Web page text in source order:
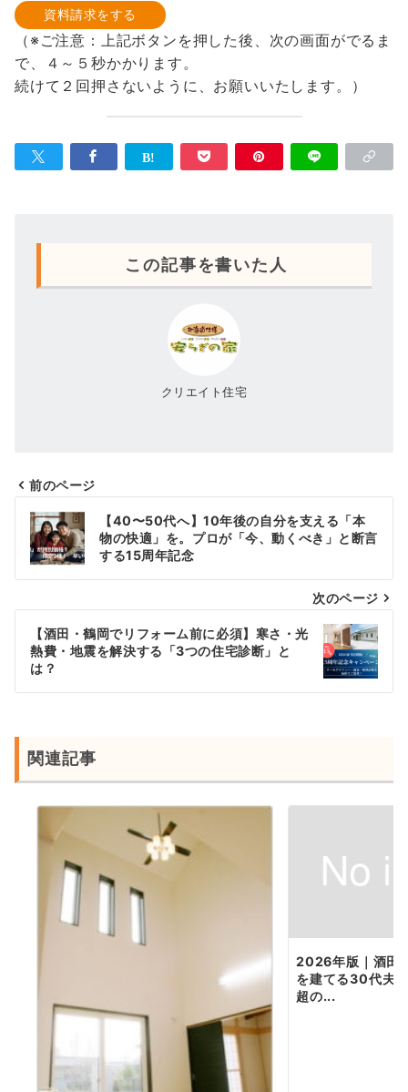
（※ご注意：上記ボタンを押した後、次の画面がでるま
で、４～５秒かかります。
続けて２回押さないように、お願いいたします。）
この記事を書いた人
クリエイト住宅
投
稿
ナ
ビ
ー
シ
ン
前のページ
【40〜50代へ】10年後の自分を支える「本
物の快適」を。プロが「今、動くべき」と断言
する15周年記念
次のページ
【酒田・鶴岡でリフォーム前に必須】寒さ・光
熱費・地震を解決する「3つの住宅診断」と
は？
関連記事
2026年版｜酒田
を建てる30代夫
超の...